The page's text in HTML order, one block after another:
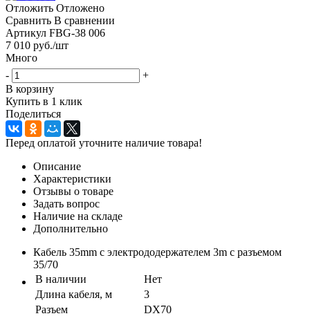
Отложить Отложено
Сравнить В сравнении
Артикул FBG-38 006
7 010 руб./шт
Много
-
+
В корзину
Купить в 1 клик
Поделиться
Перед оплатой уточните наличие товара!
Описание
Характеристики
Отзывы о товаре
Задать вопрос
Наличие на складе
Дополнительно
Кабель 35mm с электрододержателем 3m с разъемом
35/70
В наличии
Нет
Длина кабеля, м
3
Разъем
DX70